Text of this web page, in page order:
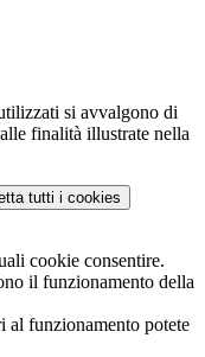
si avvalgono di
finalità illustrate nella
tutti i cookies
cookie consentire.
il funzionamento della
al funzionamento potete